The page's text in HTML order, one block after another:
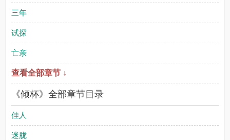
三年
试探
亡亲
查看全部章节 ↓
《倾杯》全部章节目录
佳人
迷胧